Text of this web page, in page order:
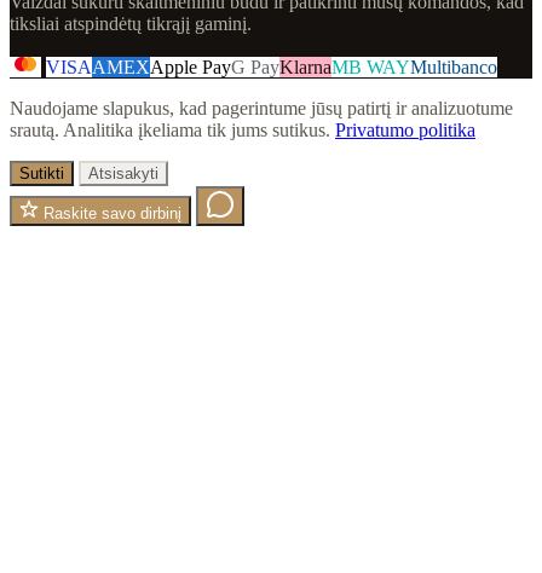
tiksliai atspindėtų tikrąjį gaminį.
VISAAMEXApple PayG PayKlarnaMB WAYMultibanco
Naudojame slapukus, kad pagerintume jūsų patirtį ir analizuotume
srautą. Analitika įkeliama tik jums sutikus. Privatumo politika
Sutikti Atsisakyti
Raskite savo dirbinį